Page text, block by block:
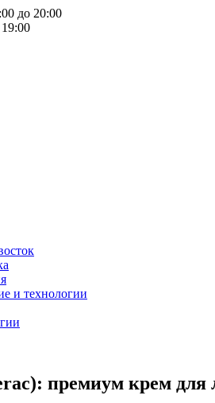
до 20:00
19:00
и технологии
премиум крем для